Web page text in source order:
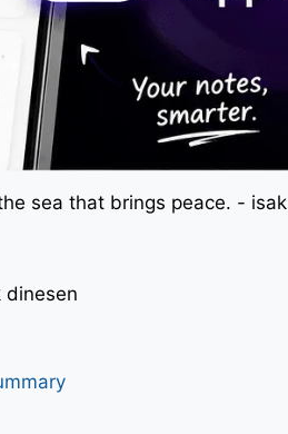
sea that brings peace. - isak
dinesen